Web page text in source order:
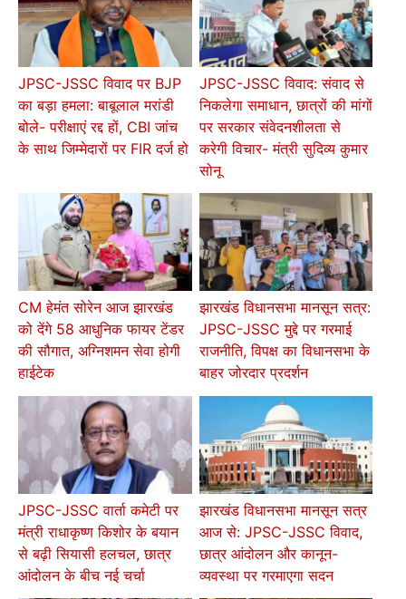
JPSC-JSSC विवाद पर BJP
का बड़ा हमला: बाबूलाल मरांडी
बोले- परीक्षाएं रद्द हों, CBI जांच
के साथ जिम्मेदारों पर FIR दर्ज हो
JPSC-JSSC विवाद: संवाद से
निकलेगा समाधान, छात्रों की मांगों
पर सरकार संवेदनशीलता से
करेगी विचार- मंत्री सुदिव्य कुमार
सोनू
CM हेमंत सोरेन आज झारखंड
को देंगे 58 आधुनिक फायर टेंडर
की सौगात, अग्निशमन सेवा होगी
हाईटेक
झारखंड विधानसभा मानसून सत्र:
JPSC-JSSC मुद्दे पर गरमाई
राजनीति, विपक्ष का विधानसभा के
बाहर जोरदार प्रदर्शन
JPSC-JSSC वार्ता कमेटी पर
मंत्री राधाकृष्ण किशोर के बयान
से बढ़ी सियासी हलचल, छात्र
आंदोलन के बीच नई चर्चा
झारखंड विधानसभा मानसून सत्र
आज से: JPSC-JSSC विवाद,
छात्र आंदोलन और कानून-
व्यवस्था पर गरमाएगा सदन